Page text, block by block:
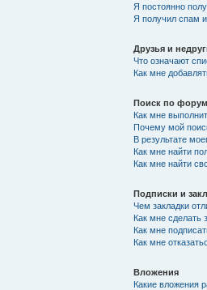
Я постоянно
Я получил спам
Друзья и
Что означают
Как мне
Поиск по
Как мне
Почему мой
В результате
Как мне найти
Как мне найти
Подписки и
Чем закладки
Как мне сделать
Как мне
Как мне
Вложения
Какие вложения